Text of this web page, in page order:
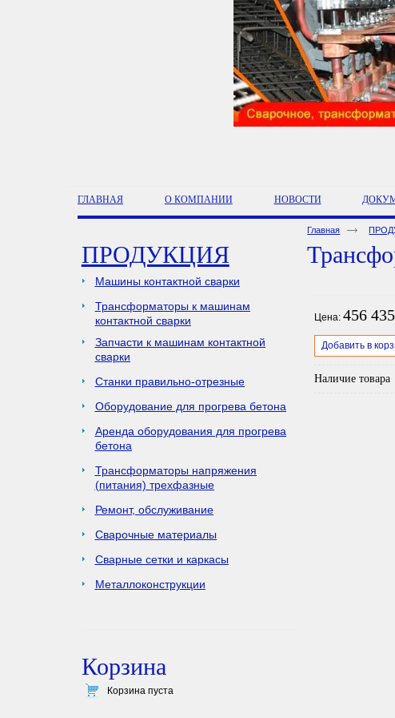
ГЛАВНАЯ О КОМПАНИИ НОВОСТИ
ПРОДУКЦИЯ
Машины контактной сварки
Трансформаторы к машинам
контактной сварки
Запчасти к машинам контактной
сварки
Станки правильно-отрезные
Оборудование для прогрева бетона
Аренда оборудования для прогрева
бетона
Трансформаторы напряжения
(питания) трехфазные
Ремонт, обслуживание
Сварочные материалы
Сварные сетки и каркасы
Металлоконструкции
Корзина
Корзина пуста
Главная
Цена: 456
Добавить в
Наличие товара